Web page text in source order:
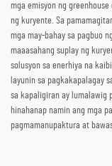
mga emisyon ng
ng kuryente. Sa
mga may-bahay sa pagbuo
maaasahang suplay ng
solusyon sa enerhiya na
layunin sa pagkakapalagay
sa kapaligiran ay lumalawig
hinahanap namin ang mga
pagmamanupaktura at